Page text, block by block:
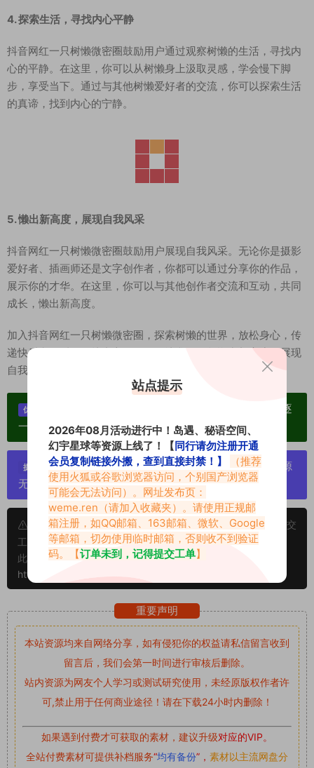
4. 探索生活，寻找内心平静
抖音网红一只树懒微密圈鼓励用户通过观察树懒的生活，寻找内
心的平静。在这里，你可以从树懒身上汲取灵感，学会慢下脚
步，享受当下。通过与其他树懒爱好者的交流，你可以探索生活
的真谛，找到内心的宁静。
5. 懒出新高度，展现自我风采
抖音网红一只树懒微密圈鼓励用户展现自我风采。无论你是摄影
爱好者、插画师还是文字创作者，你都可以通过分享你的作品，
展示你的才华。在这里，你可以与其他创作者交流和互动，共同
成长，懒出新高度。
加入抖音网红一只树懒微密圈，探索树懒的世界，放松身心，传
递快乐和温暖，寻找内心的平静。让我们一起懒出新高度，展现
自我风采，享受与树懒共度的宁静时光！
优势：
单个博主作品统一整合分享、素材高度去重复、逐
一归档方便收藏！
提示：
严禁搬运资源链接，一经发现封号处理，素材资源
无露点、需求请绕道，关闭本站网页！
申明：本文资源均来源网友分享，若侵犯了您的权限可以提交
工单处理。
此外本文章皆属于原创文章，转载请注明出处！原文链接：
https://www.vmiba.top/1685.html
重要声明
本站资源均来自网络分享，如有侵犯你的权益请私信留言收到
留言后，我们会第一时间进行审核后删除。
站内资源为网友个人学习或测试研究使用，未经原版权作者许
可,禁止用于任何商业途径！请在下载24小时内删除！
如果遇到付费才可获取的素材，建议升级对应的VIP。
全站付费素材可提供补档服务“均有备份”， 素材以主流网盘分
站点提示
2026年08月活动进行中！岛遇、秘语空间、
幻宇星球等资源上线了！【同行请勿注册开通
会员复制链接外搬，查到直接封禁！】
（推荐
使用火狐或谷歌浏览器访问，个别国产浏览器
可能会无法访问）。网址发布页：
weme.ren （请加入收藏夹）。请使用正规邮
箱注册，如QQ邮箱、163邮箱、微软、Google
等邮箱，切勿使用临时邮箱，否则收不到验证
码。【订单未到，记得提交工单】